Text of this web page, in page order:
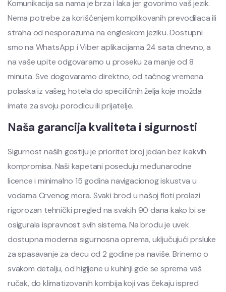
Komunikacija sa nama je brza i laka jer govorimo vaš jezik.
Nema potrebe za korišćenjem komplikovanih prevodilaca ili
straha od nesporazuma na engleskom jeziku. Dostupni
smo na WhatsApp i Viber aplikacijama 24 sata dnevno, a
na vaše upite odgovaramo u proseku za manje od 8
minuta. Sve dogovaramo direktno, od tačnog vremena
polaska iz vašeg hotela do specifičnih želja koje možda
imate za svoju porodicu ili prijatelje.
Naša garancija kvaliteta i sigurnosti
Sigurnost naših gostiju je prioritet broj jedan bez ikakvih
kompromisa. Naši kapetani poseduju međunarodne
licence i minimalno 15 godina navigacionog iskustva u
vodama Crvenog mora. Svaki brod u našoj floti prolazi
rigorozan tehnički pregled na svakih 90 dana kako bi se
osigurala ispravnost svih sistema. Na brodu je uvek
dostupna moderna sigurnosna oprema, uključujući prsluke
za spasavanje za decu od 2 godine pa naviše. Brinemo o
svakom detalju, od higijene u kuhinji gde se sprema vaš
ručak, do klimatizovanih kombija koji vas čekaju ispred